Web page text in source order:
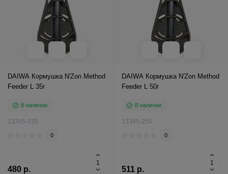
DAIWA Кормушка N'Zon Method
Feeder L 35г
В наличии
13345-235
0
480 р.
DAIWA Кормушка N'Zon Method
Feeder L 50г
В наличии
13345-250
0
511 р.